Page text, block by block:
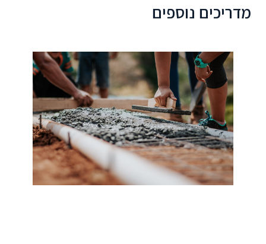
מדריכים נוספים